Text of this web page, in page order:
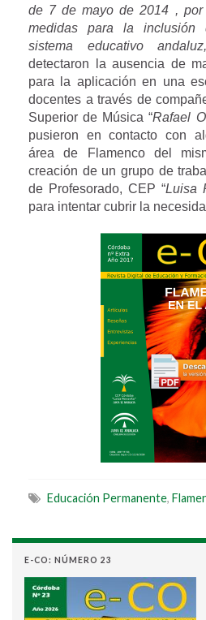
de 7 de mayo de 2014 ,
medidas para la
sistema educativo andaluz,
detectaron la ausencia de
para la aplicación en una
docentes a través de
Superior de Música “Rafael
pusieron en contacto con
área de Flamenco del
creación de un grupo de
de Profesorado, CEP “Luisa
para intentar cubrir la
Educación Permanente,
E-CO: NÚMERO 23